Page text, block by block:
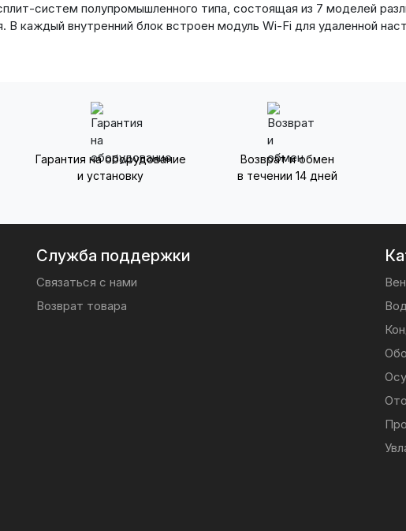
систем полупромышленного типа, состоящая из 7 моделей
каждый внутренний блок встроен модуль Wi-Fi для удаленной
Гарантия на оборудование
и установку
Возврат и обмен
в течении 14 дней
Служба поддержки
Связаться с нами
Возврат товара